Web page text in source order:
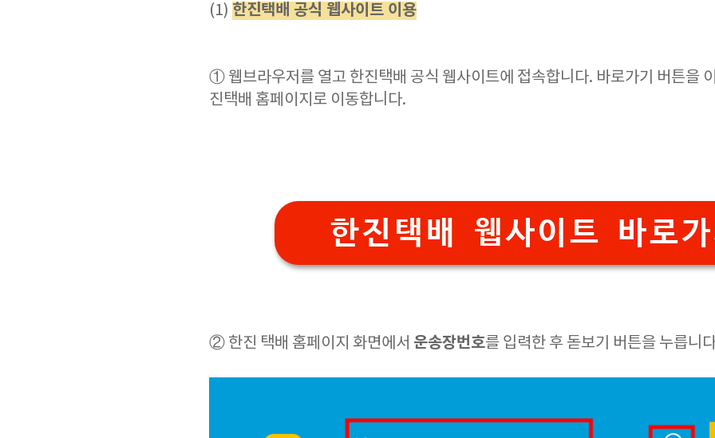
(1) 한진택배 공식 웹사이트 이용
① 웹브라우저를 열고 한진택배 공식 웹사이트에 접속합니다. 바로가기 버튼을
진택배 홈페이지로 이동합니다.
한진택배 웹사이트 바로
② 한진 택배 홈페이지 화면에서 운송장번호를 입력한 후 돋보기 버튼을 누릅니